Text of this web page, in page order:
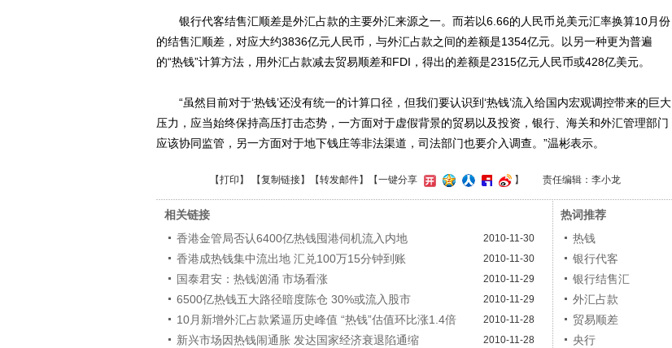
银行代客结售汇顺差是外汇占款的主要外汇来源之一。而若以6.66的人民币兑美元汇率换算10月份
的结售汇顺差，对应大约3836亿元人民币，与外汇占款之间的差额是1354亿元。以另一种更为普遍
的“热钱”计算方法，用外汇占款减去贸易顺差和FDI，得出的差额是2315亿元人民币或428亿美元。
“虽然目前对于‘热钱’还没有统一的计算口径，但我们要认识到‘热钱’流入给国内宏观调控带来的巨大
压力，应当始终保持高压打击态势，一方面对于虚假背景的贸易以及投资，银行、海关和外汇管理部门
应该协同监管，另一方面对于地下钱庄等非法渠道，司法部门也要介入调查。”温彬表示。
【打印 】 【复制链接】【转发邮件】 【一键分享 】 责任编辑：李小龙
相关链接
香港金管局否认6400亿热钱囤港伺机流入内地
2010-11-30
香港成热钱集中流出地 汇兑100万15分钟到账 2010-11-30
国泰君安：热钱汹涌 市场看涨 2010-11-29
6500亿热钱五大路径暗度陈仓 30%或流入股市 2010-11-29
10月新增外汇占款紧逼历史峰值 “热钱”估值环比涨1.4倍 2010-11-28
新兴市场因热钱闹通胀 发达国家经济衰退陷通缩 2010-11-28
热词推荐
热钱
银行代客
银行结售汇
外汇占款
贸易顺差
央行